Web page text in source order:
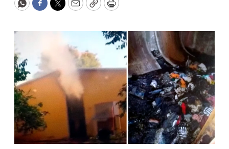
WhatsApp
Facebook
Twitter
EmailCopyPrint